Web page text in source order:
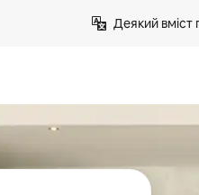
Деякий вміст